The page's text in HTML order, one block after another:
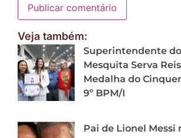
Veja também:
Superintendente
Mesquita Serva
Medalha do
9º BPM/I
Pai de Lionel Messi